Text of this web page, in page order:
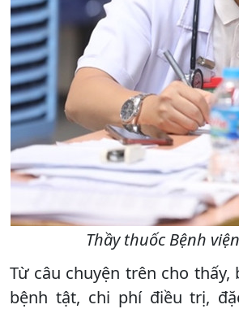
Thầy thuốc Bệnh
Từ câu chuyện trên cho thấy,
bệnh tật, chi phí điều trị,